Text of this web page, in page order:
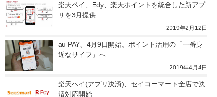
楽天ペイ、Edy、楽天ポイントを統合した新アプ
リを3月提供
2019年2月12日
au PAY、4月9日開始。ポイント活用の「一番身
近なサイフ」へ
2019年4月4日
楽天ペイ(アプリ決済)、セイコーマート全店で決
済対応開始